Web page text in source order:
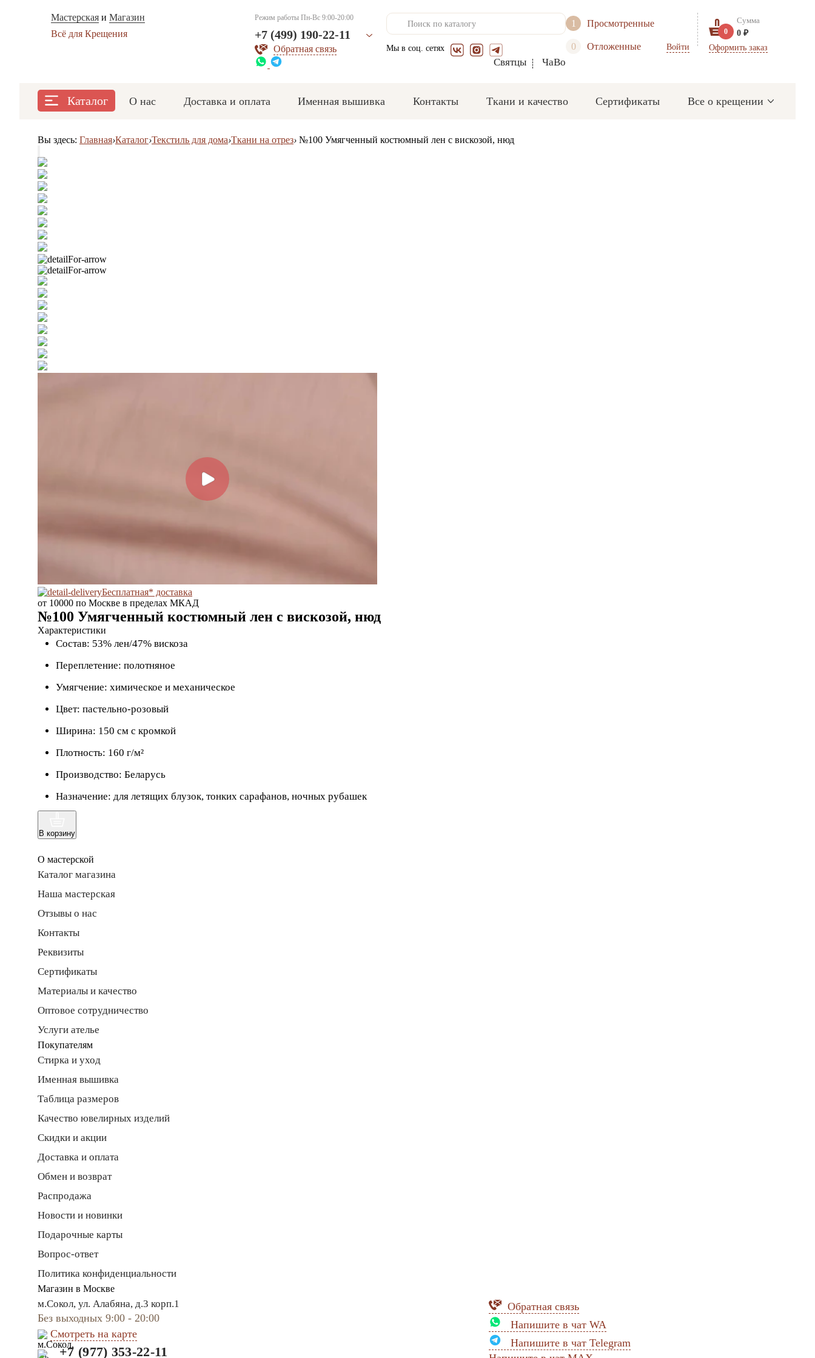
Мастерская и Магазин
Всё для Крещения
Режим работы Пн-Вс 9:00-20:00
+7 (499) 190-22-11
Обратная связь Мы в соц. сетях
Святцы ЧаВо
1 Просмотренные
0 Отложенные Войти
0
Сумма
0 ₽
Оформить заказ
Каталог О нас Доставка и оплата Именная вышивка Контакты Ткани и качество Сертификаты Все о крещении
Вы здесь: Главная›Каталог›Текстиль для дома›Ткани на отрез› №100 Умягченный костюмный лен с вискозой, нюд
Бесплатная* доставка
от 10000 по Москве в пределах МКАД
№100 Умягченный костюмный лен с вискозой, нюд
Характеристики
Состав: 53% лен/47% вискоза
Переплетение: полотняное
Умягчение: химическое и механическое
Цвет: пастельно-розовый
Ширина: 150 см с кромкой
Плотность: 160 г/м²
Производство: Беларусь
Назначение: для летящих блузок, тонких сарафанов, ночных рубашек
В корзину
О мастерской
Каталог магазина
Наша мастерская
Отзывы о нас
Контакты
Реквизиты
Сертификаты
Материалы и качество
Оптовое сотрудничество
Услуги ателье
Покупателям
Стирка и уход
Именная вышивка
Таблица размеров
Качество ювелирных изделий
Скидки и акции
Доставка и оплата
Обмен и возврат
Распродажа
Новости и новинки
Подарочные карты
Вопрос-ответ
Политика конфиденциальности
Магазин в Москве
м.Сокол, ул. Алабяна, д.3 корп.1
Без выходных 9:00 - 20:00
Смотреть на карте
+7 (977) 353-22-11
Обратная связь
Напишите в чат WA
Напишите в чат Telegram